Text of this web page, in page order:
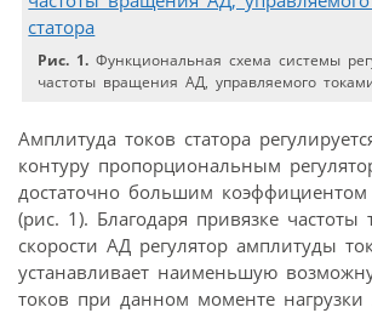
Рис. 1. Функциональная схема системы
частоты вращения АД, управляемого
Амплитуда токов статора
контуру пропорциональным
достаточно большим
(рис. 1). Благодаря привязке частоты
скорости АД регулятор амплитуды
устанавливает наименьшую
токов при данном моменте нагрузки